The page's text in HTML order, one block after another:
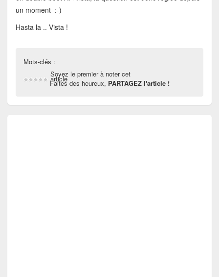
un moment :-)
Hasta la .. Vista !
Mots-clés :
Soyez le premier à noter cet
article
Faites des heureux, PARTAGEZ l'article !